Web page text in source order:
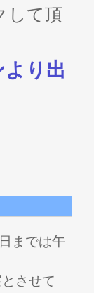
して頂
り出
までは午
させて